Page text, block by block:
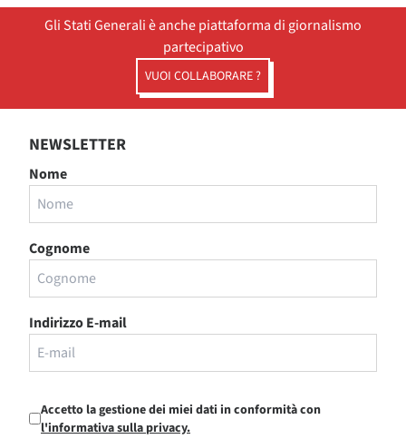
Gli Stati Generali è anche piattaforma di giornalismo
partecipativo
VUOI COLLABORARE ?
NEWSLETTER
Nome
Cognome
Indirizzo E-mail
Accetto la gestione dei miei dati in conformità con
l'informativa sulla privacy.